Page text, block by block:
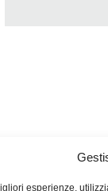
esperienze,